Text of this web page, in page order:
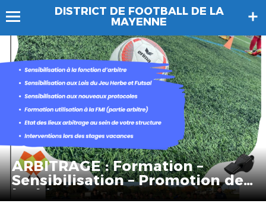
DISTRICT DE FOOTBALL DE LA
MAYENNE
ARBITRAGE : Formation –
Sensibilisation – Promotion de
l’arbitrage